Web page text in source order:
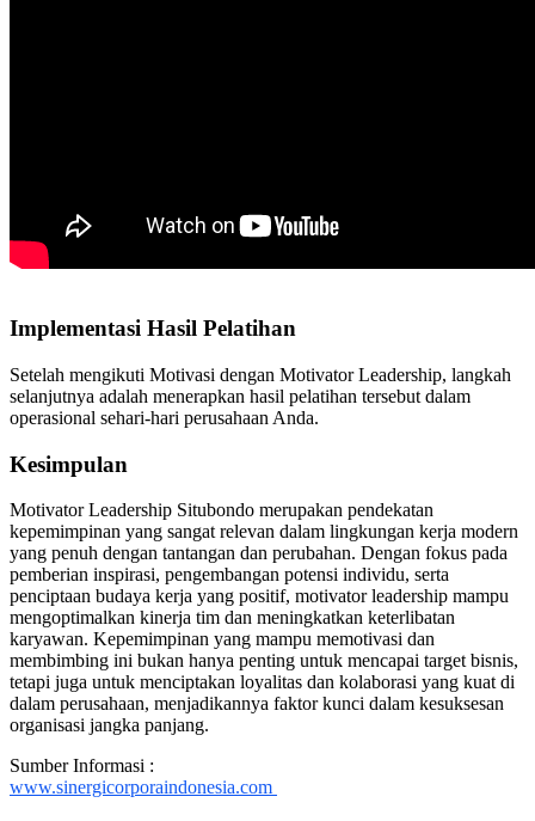
Implementasi Hasil Pelatihan
Setelah mengikuti Motivasi dengan Motivator Leadership, langkah
selanjutnya adalah menerapkan hasil pelatihan tersebut dalam
operasional sehari-hari perusahaan Anda.
Kesimpulan
Motivator Leadership Situbondo merupakan pendekatan
kepemimpinan yang sangat relevan dalam lingkungan kerja modern
yang penuh dengan tantangan dan perubahan. Dengan fokus pada
pemberian inspirasi, pengembangan potensi individu, serta
penciptaan budaya kerja yang positif, motivator leadership mampu
mengoptimalkan kinerja tim dan meningkatkan keterlibatan
karyawan. Kepemimpinan yang mampu memotivasi dan
membimbing ini bukan hanya penting untuk mencapai target bisnis,
tetapi juga untuk menciptakan loyalitas dan kolaborasi yang kuat di
dalam perusahaan, menjadikannya faktor kunci dalam kesuksesan
organisasi jangka panjang.
Sumber Informasi :
www.sinergicorporaindonesia.com